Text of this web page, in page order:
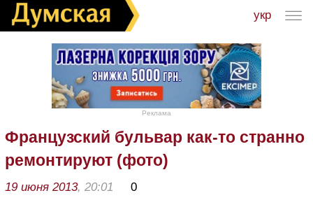
укр
Реклама
Французский бульвар как-то странно
ремонтируют (фото)
19 июня 2013, 20:01 0